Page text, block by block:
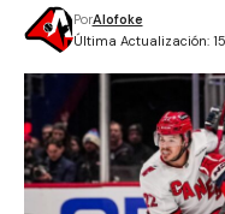
Última Actualización: 15
PorAlofoke